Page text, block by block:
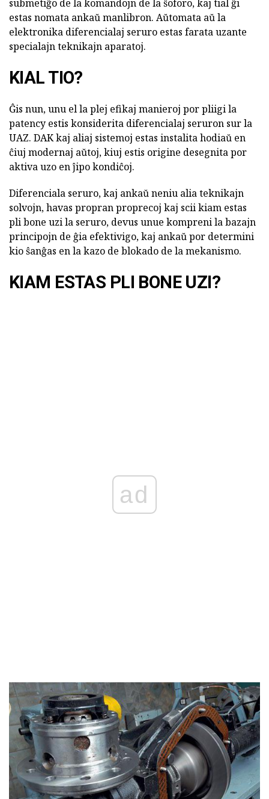
submetiĝo de la komandojn de la ŝoforo, kaj tial ĝi
estas nomata ankaŭ manlibron. Aŭtomata aŭ la
elektronika diferencialaj seruro estas farata uzante
specialajn teknikajn aparatoj.
KIAL TIO?
Ĝis nun, unu el la plej efikaj manieroj por pliigi la
patency estis konsiderita diferencialaj seruron sur la
UAZ. DAK kaj aliaj sistemoj estas instalita hodiaŭ en
ĉiuj modernaj aŭtoj, kiuj estis origine desegnita por
aktiva uzo en ĵipo kondiĉoj.
Diferenciala seruro, kaj ankaŭ neniu alia teknikajn
solvojn, havas propran proprecoj kaj scii kiam estas
pli bone uzi la seruro, devus unue kompreni la bazajn
principojn de ĝia efektivigo, kaj ankaŭ por determini
kio ŝanĝas en la kazo de blokado de la mekanismo.
KIAM ESTAS PLI BONE UZI?
ad